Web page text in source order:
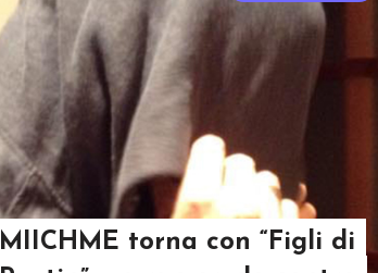
MIICHME torna con “Figli di